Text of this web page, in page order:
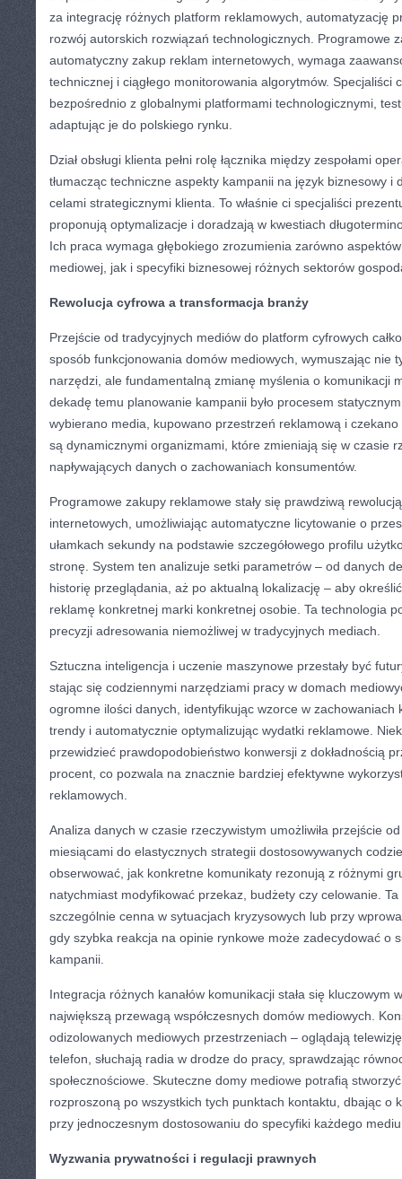
za integrację różnych platform reklamowych, automatyzację
rozwój autorskich rozwiązań technologicznych. Programowe
automatyczny zakup reklam internetowych, wymaga
technicznej i ciągłego monitorowania algorytmów. Specjaliści
bezpośrednio z globalnymi platformami technologicznymi,
adaptując je do polskiego rynku.
Dział obsługi klienta pełni rolę łącznika między zespołami
tłumacząc techniczne aspekty kampanii na język biznesowy i
celami strategicznymi klienta. To właśnie ci specjaliści
proponują optymalizacje i doradzają w kwestiach
Ich praca wymaga głębokiego zrozumienia zarówno
mediowej, jak i specyfiki biznesowej różnych sektorów
Rewolucja cyfrowa a transformacja branży
Przejście od tradycyjnych mediów do platform cyfrowych
sposób funkcjonowania domów mediowych, wymuszając nie
narzędzi, ale fundamentalną zmianę myślenia o komunikacji
dekadę temu planowanie kampanii było procesem
wybierano media, kupowano przestrzeń reklamową i
są dynamicznymi organizmami, które zmieniają się w czasie
napływających danych o zachowaniach konsumentów.
Programowe zakupy reklamowe stały się prawdziwą
internetowych, umożliwiając automatyczne licytowanie o
ułamkach sekundy na podstawie szczegółowego profilu
stronę. System ten analizuje setki parametrów – od danych
historię przeglądania, aż po aktualną lokalizację – aby
reklamę konkretnej marki konkretnej osobie. Ta technologia
precyzji adresowania niemożliwej w tradycyjnych mediach.
Sztuczna inteligencja i uczenie maszynowe przestały być
stając się codziennymi narzędziami pracy w domach
ogromne ilości danych, identyfikując wzorce w zachowaniach
trendy i automatycznie optymalizując wydatki reklamowe.
przewidzieć prawdopodobieństwo konwersji z dokładnością
procent, co pozwala na znacznie bardziej efektywne
reklamowych.
Analiza danych w czasie rzeczywistym umożliwiła przejście
miesiącami do elastycznych strategii dostosowywanych
obserwować, jak konkretne komunikaty rezonują z różnymi
natychmiast modyfikować przekaz, budżety czy celowanie.
szczególnie cenna w sytuacjach kryzysowych lub przy
gdy szybka reakcja na opinie rynkowe może zadecydować o
kampanii.
Integracja różnych kanałów komunikacji stała się kluczowym
największą przewagą współczesnych domów mediowych.
odizolowanych mediowych przestrzeniach – oglądają
telefon, słuchają radia w drodze do pracy, sprawdzając
społecznościowe. Skuteczne domy mediowe potrafią
rozproszoną po wszystkich tych punktach kontaktu, dbając o
przy jednoczesnym dostosowaniu do specyfiki każdego
Wyzwania prywatności i regulacji prawnych